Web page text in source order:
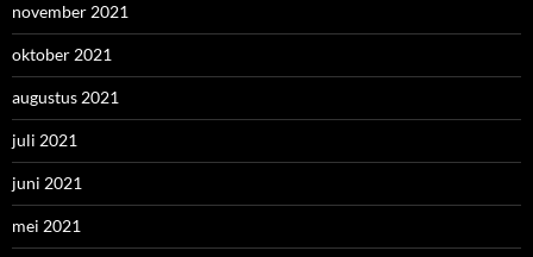
november 2021
oktober 2021
augustus 2021
juli 2021
juni 2021
mei 2021